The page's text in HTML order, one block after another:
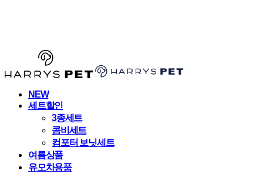
NEW
세트할인
3종세트
콤비세트
컴포터 보닛세트
여름상품
유모차용품